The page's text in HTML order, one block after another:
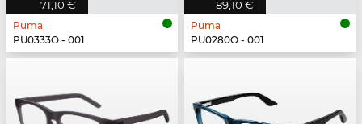
71,10 €
Puma
PU0333O - 001
89,10 €
Puma
PU0280O - 001